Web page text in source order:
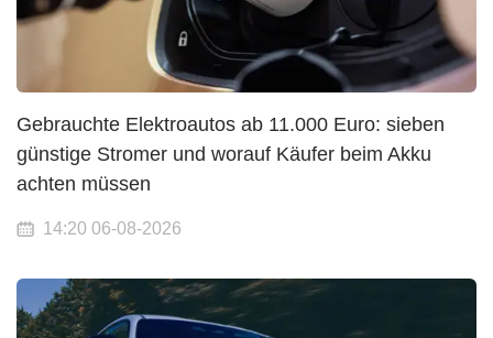
Gebrauchte Elektroautos ab 11.000 Euro: sieben
günstige Stromer und worauf Käufer beim Akku
achten müssen
14:20 06-08-2026